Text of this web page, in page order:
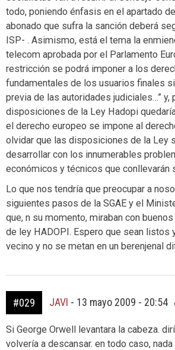
todo, poniendo énfasis en el apartado
abonado que sufra la sanción deberá
ISP- . Asimismo, está el tema la
telecom aprobada por el Parlamento
restricción se podrá imponer a los
fundamentales de los usuarios finales
previa de las autoridades judiciales…” y,
disposiciones de la Ley Hadopi
el derecho europeo se impone al
olvidar que las disposiciones de la Ley
desarrollar con los innumerables
económicos y técnicos que conllevarán
Lo que nos tendría que preocupar a
siguientes pasos de la SGAE y el
que, n su momento, miraban con
de ley HADOPI. Espero que sean listos
vecino y no se metan en un berenjenal
#029 JAVI - 13 mayo 2009 - 20:54
Si George Orwell levantara la cabeza.
volvería a descansar. en todo caso, nada